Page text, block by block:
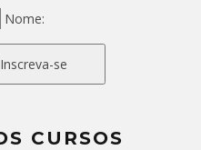
Nome:
Inscreva-se
CURSOS